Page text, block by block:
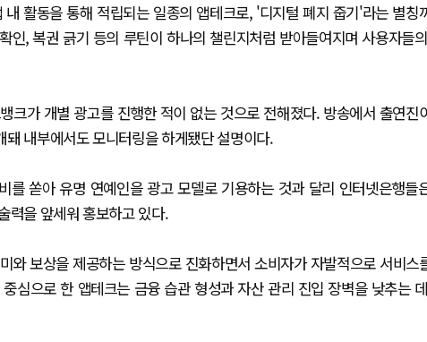
활동을 통해 적립되는 일종의 앱테크로, '디지털 폐지 줍기'라는 별칭
인, 복권 긁기 등의 루틴이 하나의 챌린지처럼 받아들여지며 사용자들
크가 개별 광고를 진행한 적이 없는 것으로 전해졌다. 방송에서 출연진
내부에서도 모니터링을 하게됐단 설명이다.
를 쏟아 유명 연예인을 광고 모델로 기용하는 것과 달리 인터넷은행들
력을 앞세워 홍보하고 있다.
와 보상을 제공하는 방식으로 진화하면서 소비자가 자발적으로 서비스
심으로 한 앱테크는 금융 습관 형성과 자산 관리 진입 장벽을 낮추는